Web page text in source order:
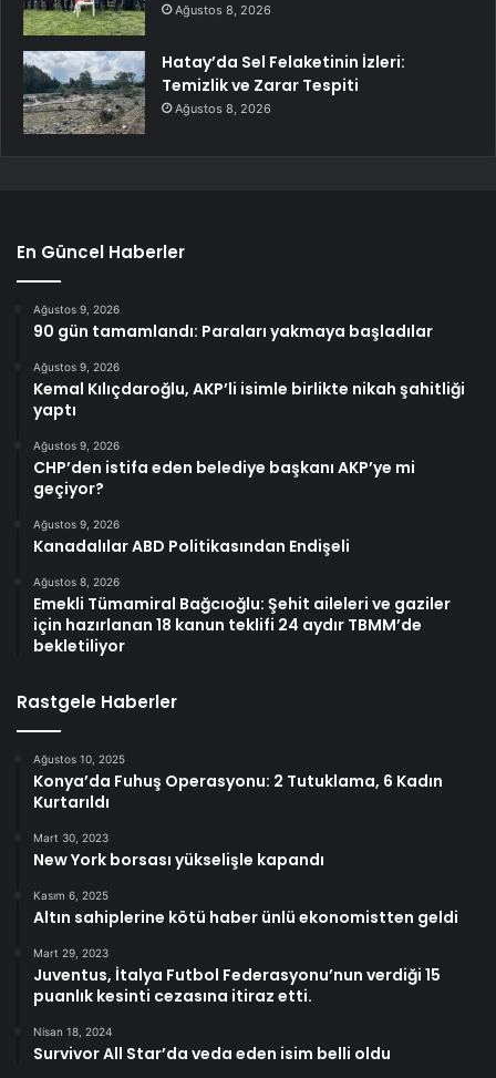
Ağustos 8, 2026
Hatay’da Sel Felaketinin İzleri:
Temizlik ve Zarar Tespiti
Ağustos 8, 2026
En Güncel Haberler
Ağustos 9, 2026
90 gün tamamlandı: Paraları yakmaya başladılar
Ağustos 9, 2026
Kemal Kılıçdaroğlu, AKP’li isimle birlikte nikah şahitliği
yaptı
Ağustos 9, 2026
CHP’den istifa eden belediye başkanı AKP’ye mi
geçiyor?
Ağustos 9, 2026
Kanadalılar ABD Politikasından Endişeli
Ağustos 8, 2026
Emekli Tümamiral Bağcıoğlu: Şehit aileleri ve gaziler
için hazırlanan 18 kanun teklifi 24 aydır TBMM’de
bekletiliyor
Rastgele Haberler
Ağustos 10, 2025
Konya’da Fuhuş Operasyonu: 2 Tutuklama, 6 Kadın
Kurtarıldı
Mart 30, 2023
New York borsası yükselişle kapandı
Kasım 6, 2025
Altın sahiplerine kötü haber ünlü ekonomistten geldi
Mart 29, 2023
Juventus, İtalya Futbol Federasyonu’nun verdiği 15
puanlık kesinti cezasına itiraz etti.
Nisan 18, 2024
Survivor All Star’da veda eden isim belli oldu